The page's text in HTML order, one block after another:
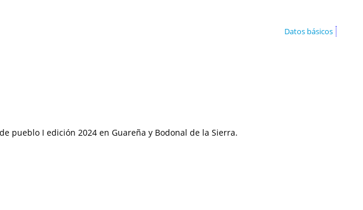
Datos básicos
pueblo I edición 2024 en Guareña y Bodonal de la Sierra.